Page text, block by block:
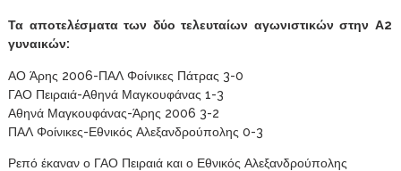
Τα αποτελέσματα των δύο τελευταίων αγωνιστικών στην Α2
γυναικών:
ΑΟ Άρης 2006-ΠΑΛ Φοίνικες Πάτρας 3-0
ΓΑΟ Πειραιά-Αθηνά Μαγκουφάνας 1-3
Αθηνά Μαγκουφάνας-Άρης 2006 3-2
ΠΑΛ Φοίνικες-Εθνικός Αλεξανδρούπολης 0-3
Ρεπό έκαναν ο ΓΑΟ Πειραιά και ο Εθνικός Αλεξανδρούπολης